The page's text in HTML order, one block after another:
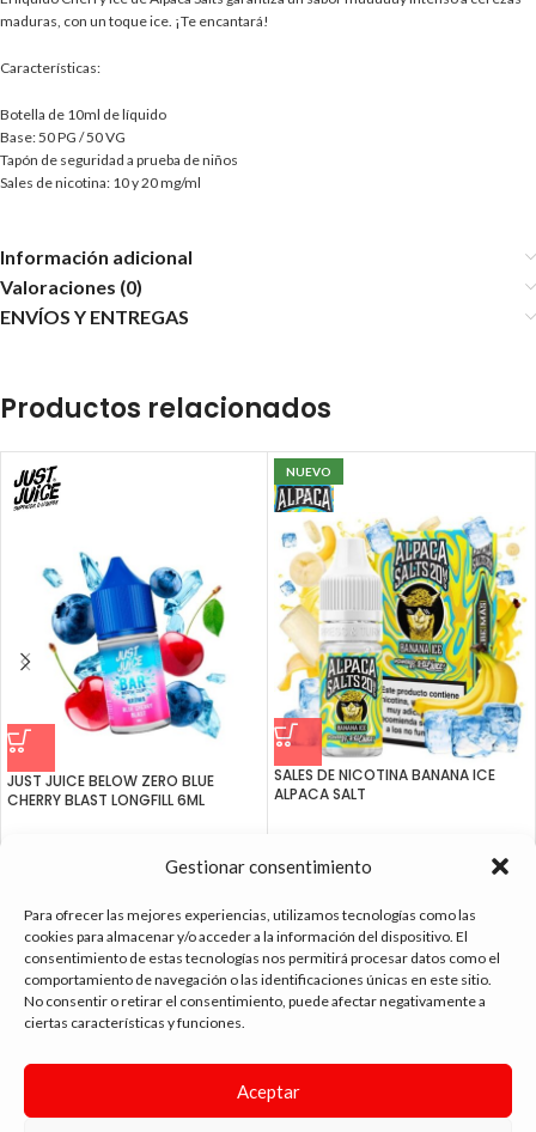
Gestionar consentimiento
Para ofrecer las mejores experiencias, utilizamos tecnologías como las
cookies para almacenar y/o acceder a la información del dispositivo. El
consentimiento de estas tecnologías nos permitirá procesar datos como el
comportamiento de navegación o las identificaciones únicas en este sitio.
No consentir o retirar el consentimiento, puede afectar negativamente a
ciertas características y funciones.
Aceptar
maduras, con un toque ice. ¡Te encantará!
Características:
Botella de 10ml de líquido
Base: 50 PG / 50 VG
Tapón de seguridad a prueba de niños
Sales de nicotina: 10 y 20 mg/ml
Información adicional
Valoraciones (0)
ENVÍOS Y ENTREGAS
Productos relacionados
JUST JUICE BELOW ZERO BLUE
CHERRY BLAST LONGFILL 6ML
NUEVO
SALES DE NICOTINA BANANA ICE
ALPACA SALT
tienda vapeo málaga